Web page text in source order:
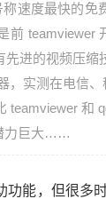
速度最快的免
前 teamviewer
先进的视频压缩
，实测在电信
teamviewer 和
力巨大……
功能，但很多